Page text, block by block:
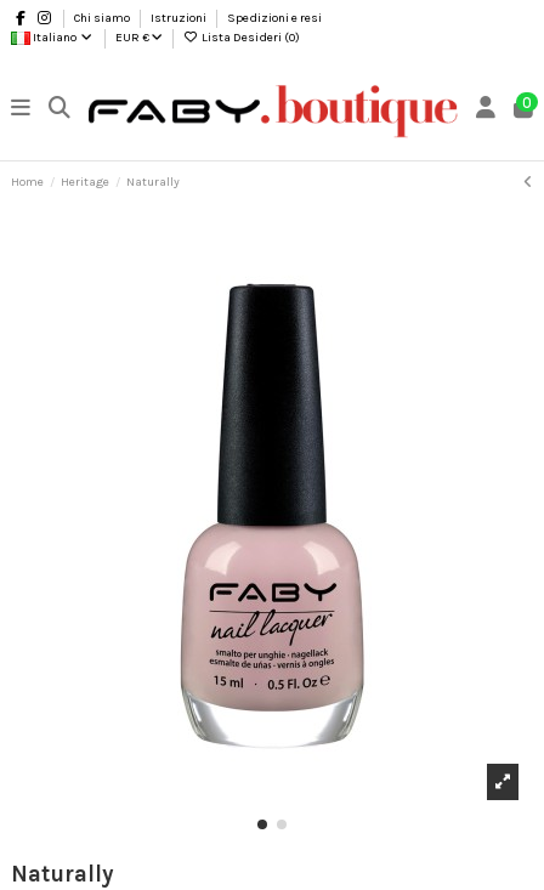
Chi siamo Istruzioni
Spedizioni e resi
Italiano
EUR € Lista Desideri (0)
0
Home Heritage Naturally
Naturally